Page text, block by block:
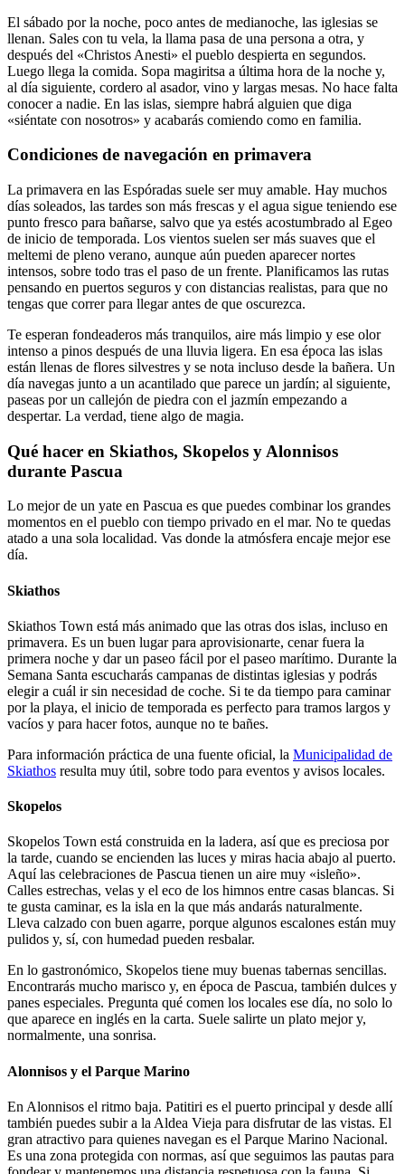
El sábado por la noche, poco antes de medianoche, las iglesias se
llenan. Sales con tu vela, la llama pasa de una persona a otra, y
después del «Christos Anesti» el pueblo despierta en segundos.
Luego llega la comida. Sopa magiritsa a última hora de la noche y,
al día siguiente, cordero al asador, vino y largas mesas. No hace falta
conocer a nadie. En las islas, siempre habrá alguien que diga
«siéntate con nosotros» y acabarás comiendo como en familia.
Condiciones de navegación en primavera
La primavera en las Espóradas suele ser muy amable. Hay muchos
días soleados, las tardes son más frescas y el agua sigue teniendo ese
punto fresco para bañarse, salvo que ya estés acostumbrado al Egeo
de inicio de temporada. Los vientos suelen ser más suaves que el
meltemi de pleno verano, aunque aún pueden aparecer nortes
intensos, sobre todo tras el paso de un frente. Planificamos las rutas
pensando en puertos seguros y con distancias realistas, para que no
tengas que correr para llegar antes de que oscurezca.
Te esperan fondeaderos más tranquilos, aire más limpio y ese olor
intenso a pinos después de una lluvia ligera. En esa época las islas
están llenas de flores silvestres y se nota incluso desde la bañera. Un
día navegas junto a un acantilado que parece un jardín; al siguiente,
paseas por un callejón de piedra con el jazmín empezando a
despertar. La verdad, tiene algo de magia.
Qué hacer en Skiathos, Skopelos y Alonnisos
durante Pascua
Lo mejor de un yate en Pascua es que puedes combinar los grandes
momentos en el pueblo con tiempo privado en el mar. No te quedas
atado a una sola localidad. Vas donde la atmósfera encaje mejor ese
día.
Skiathos
Skiathos Town está más animado que las otras dos islas, incluso en
primavera. Es un buen lugar para aprovisionarte, cenar fuera la
primera noche y dar un paseo fácil por el paseo marítimo. Durante la
Semana Santa escucharás campanas de distintas iglesias y podrás
elegir a cuál ir sin necesidad de coche. Si te da tiempo para caminar
por la playa, el inicio de temporada es perfecto para tramos largos y
vacíos y para hacer fotos, aunque no te bañes.
Para información práctica de una fuente oficial, la Municipalidad de
Skiathos resulta muy útil, sobre todo para eventos y avisos locales.
Skopelos
Skopelos Town está construida en la ladera, así que es preciosa por
la tarde, cuando se encienden las luces y miras hacia abajo al puerto.
Aquí las celebraciones de Pascua tienen un aire muy «isleño».
Calles estrechas, velas y el eco de los himnos entre casas blancas. Si
te gusta caminar, es la isla en la que más andarás naturalmente.
Lleva calzado con buen agarre, porque algunos escalones están muy
pulidos y, sí, con humedad pueden resbalar.
En lo gastronómico, Skopelos tiene muy buenas tabernas sencillas.
Encontrarás mucho marisco y, en época de Pascua, también dulces y
panes especiales. Pregunta qué comen los locales ese día, no solo lo
que aparece en inglés en la carta. Suele salirte un plato mejor y,
normalmente, una sonrisa.
Alonnisos y el Parque Marino
En Alonnisos el ritmo baja. Patitiri es el puerto principal y desde allí
también puedes subir a la Aldea Vieja para disfrutar de las vistas. El
gran atractivo para quienes navegan es el Parque Marino Nacional.
Es una zona protegida con normas, así que seguimos las pautas para